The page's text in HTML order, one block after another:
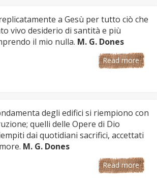
a Gesù per tutto ciò che
vivo desiderio di santità e più
il mio nulla. M. G. Dones
Read more
degli edifici si riempiono con
quelli delle Opere di Dio
dai quotidiani sacrifici, accettati
M. G. Dones
Read more